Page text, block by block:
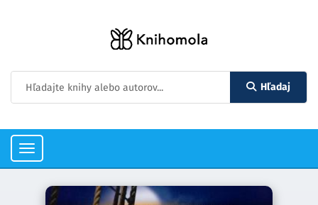
Hľadaj
Toggle
navigation